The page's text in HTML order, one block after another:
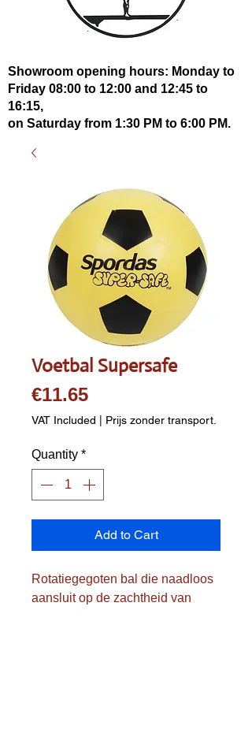
Showroom opening hours: Monday to
Friday 08:00 to 12:00 and 12:45 to
16:15,
on Saturday from 1:30 PM to 6:00 PM.
Voetbal Supersafe
€11.65Price
VAT Included | Prijs zonder transport.
Quantity *
Add to Cart
Rotatiegegoten bal die naadloos
aansluit op de zachtheid van